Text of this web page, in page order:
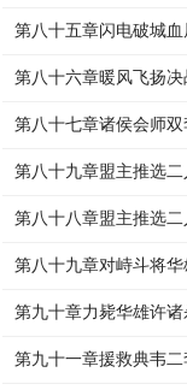
第八十五章闪电破城
第八十六章暖风飞扬
第八十七章诸侯会师
第八十九章盟主推选
第八十八章盟主推选
第八十九章对峙斗将
第九十章力毙华雄许诸
第九十一章援救典韦